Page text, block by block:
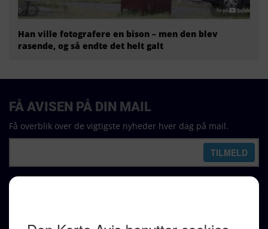
Han ville fotografere en bison – men den blev
rasende, og så endte det helt galt
Karen Jespersen
FÅ AVISEN PÅ DIN MAIL
Få overblik over de vigtigste nyheder hver dag på mail.